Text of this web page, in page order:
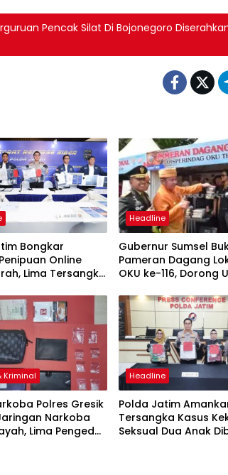
Pencak Silat Di Bojonegoro
Bongkar
Online
Lima Tersangka
Headline
Gubernur Sumsel
Pameran Dagang
OKU ke-116, Dorong
Literasi Digital
Kriminal
Polres Gresik
Narkoba
Lima Pengedar
Headline
Polda Jatim
Tersangka Kasus
Seksual Dua Anak